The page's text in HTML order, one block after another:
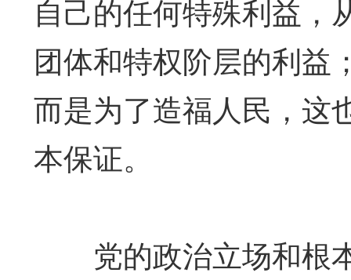
自己的任何特殊利益，
团体和特权阶层的利益
而是为了造福人民，这
本保证。
党的政治立场和根